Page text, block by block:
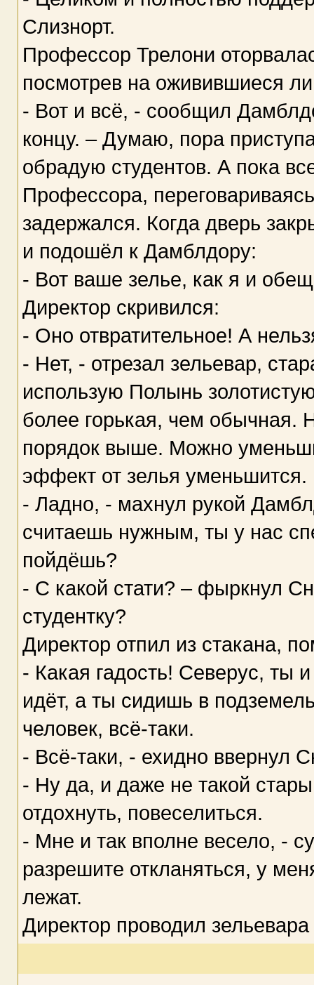
Слизнорт.
Профессор Трелони
посмотрев на оживившиеся
- Вот и всё, - сообщил
концу. – Думаю, пора
обрадую студентов. А пока
Профессора,
задержался. Когда дверь
и подошёл к Дамблдору:
- Вот ваше зелье, как я и
Директор скривился:
- Оно отвратительное! А
- Нет, - отрезал зельевар,
использую Полынь
более горькая, чем обычная.
порядок выше. Можно
эффект от зелья уменьшится.
- Ладно, - махнул рукой
считаешь нужным, ты у нас
пойдёшь?
- С какой стати? – фыркнул
студентку?
Директор отпил из стакана,
- Какая гадость! Северус, ты
идёт, а ты сидишь в
человек, всё-таки.
- Всё-таки, - ехидно ввернул
- Ну да, и даже не такой
отдохнуть, повеселиться.
- Мне и так вполне весело, -
разрешите откланяться, у
лежат.
Директор проводил